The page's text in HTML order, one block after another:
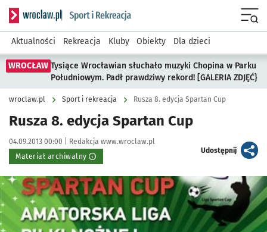
Serwis informacyjny wroclaw.pl podserwis: Sport i rekreacja
Aktualności Rekreacja Kluby Obiekty Dla dzieci
WROCŁAW Tysiące Wrocławian słuchało muzyki Chopina w Parku
Południowym. Padł prawdziwy rekord! [GALERIA ZDJĘĆ}
wroclaw.pl Sport i rekreacja Rusza 8. edycja Spartan Cup
Rusza 8. edycja Spartan Cup
Data publikacji:
04.09.2013 00:00 | Autor:
Redakcja www.wroclaw.pl
Materiał archiwalny
Udostępnijartykuł
Kliknij, aby powiększyć